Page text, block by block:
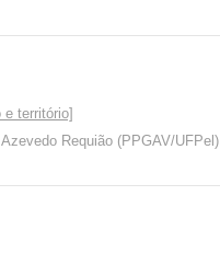
e território]
Requião (PPGAV/UFPel)